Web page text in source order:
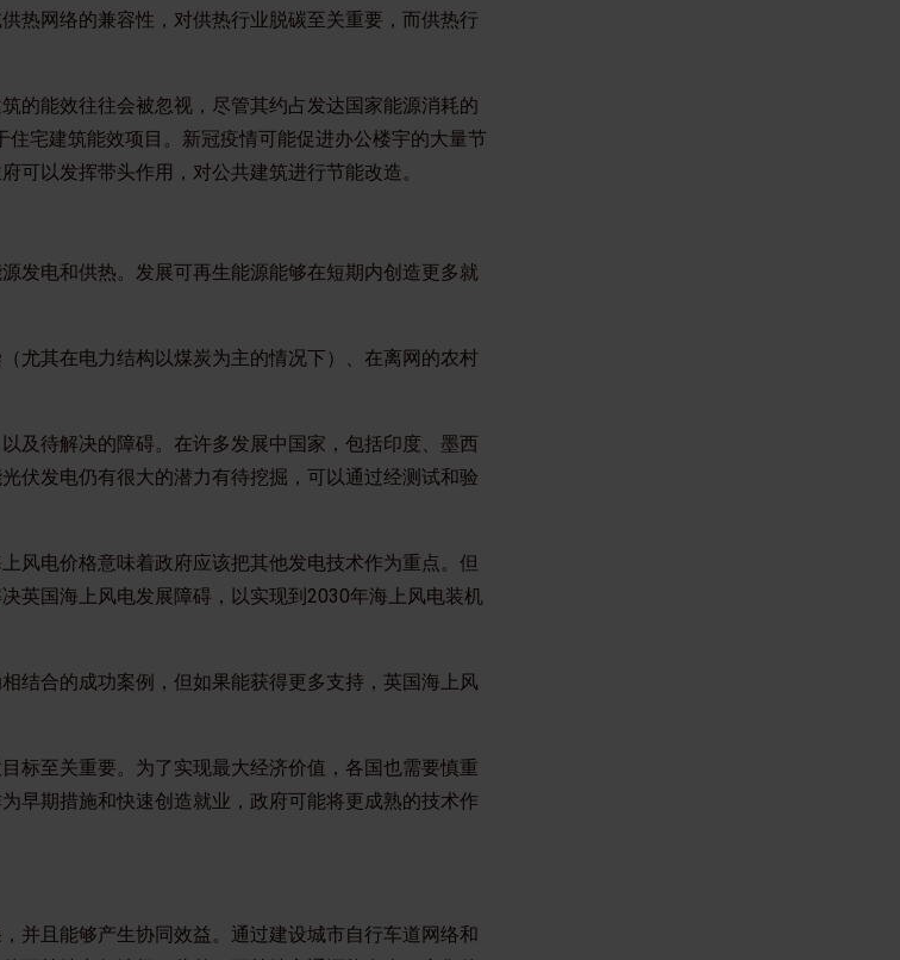
热网络的兼容性，对供热行业脱碳至关重要，而供热行
的能效往往会被忽视，尽管其约占发达国家能源消耗的
宅建筑能效项目。新冠疫情可能促进办公楼宇的大量节
可以发挥带头作用，对公共建筑进行节能改造。
发电和供热。发展可再生能源能够在短期内创造更多就
尤其在电力结构以煤炭为主的情况下）、在离网的农村
及待解决的障碍。在许多发展中国家，包括印度、墨西
伏发电仍有很大的潜力有待挖掘，可以通过经测试和验
风电价格意味着政府应该把其他发电技术作为重点。但
英国海上风电发展障碍，以实现到2030年海上风电装机
结合的成功案例，但如果能获得更多支持，英国海上风
标至关重要。为了实现最大经济价值，各国也需要慎重
早期措施和快速创造就业，政府可能将更成熟的技术作
并且能够产生协同效益。通过建设城市自行车道网络和